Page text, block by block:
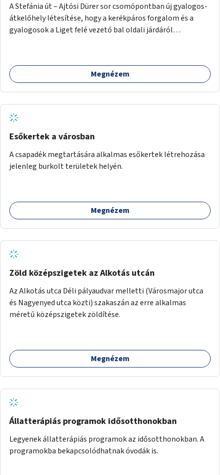
A Stefánia út – Ajtósi Dürer sor csomópontban új gyalogos-
átkelőhely létesítése, hogy a kerékpáros forgalom és a
gyalogosok a Liget felé vezető bal oldali járdáról
Megnézem
Esőkertek a városban
A csapadék megtartására alkalmas esőkertek létrehozása
jelenleg burkolt területek helyén.
Megnézem
Zöld középszigetek az Alkotás utcán
Az Alkotás utca Déli pályaudvar melletti (Városmajor utca
és Nagyenyed utca közti) szakaszán az erre alkalmas
méretű középszigetek zöldítése.
Megnézem
Állatterápiás programok idősotthonokban
Legyenek állatterápiás programok az idősotthonokban. A
programokba bekapcsolódhatnak óvodák is.